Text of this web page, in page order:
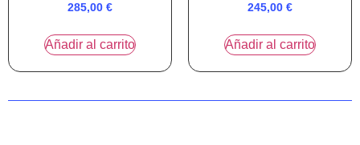
285,00 €
Añadir al carrito
245,00 €
Añadir al carrito